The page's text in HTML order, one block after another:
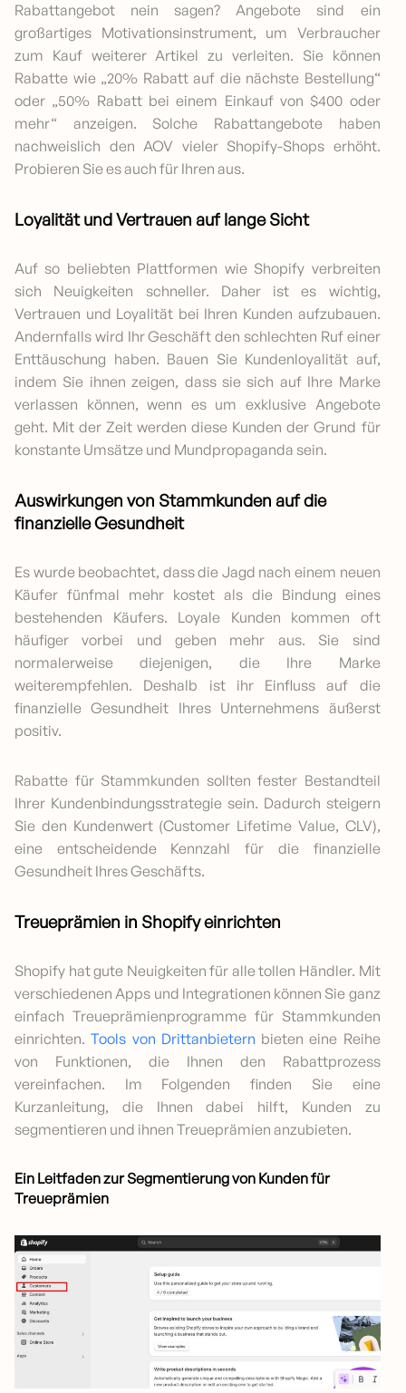
Rabattangebot nein sagen? Angebote sind ein
großartiges Motivationsinstrument, um Verbraucher
zum Kauf weiterer Artikel zu verleiten. Sie können
Rabatte wie „20% Rabatt auf die nächste Bestellung“
oder „50% Rabatt bei einem Einkauf von $400 oder
mehr“ anzeigen. Solche Rabattangebote haben
nachweislich den AOV vieler Shopify-Shops erhöht.
Probieren Sie es auch für Ihren aus.
Loyalität und Vertrauen auf lange Sicht
Auf so beliebten Plattformen wie Shopify verbreiten
sich Neuigkeiten schneller. Daher ist es wichtig,
Vertrauen und Loyalität bei Ihren Kunden aufzubauen.
Andernfalls wird Ihr Geschäft den schlechten Ruf einer
Enttäuschung haben. Bauen Sie Kundenloyalität auf,
indem Sie ihnen zeigen, dass sie sich auf Ihre Marke
verlassen können, wenn es um exklusive Angebote
geht. Mit der Zeit werden diese Kunden der Grund für
konstante Umsätze und Mundpropaganda sein.
Auswirkungen von Stammkunden auf die
finanzielle Gesundheit
Es wurde beobachtet, dass die Jagd nach einem neuen
Käufer fünfmal mehr kostet als die Bindung eines
bestehenden Käufers. Loyale Kunden kommen oft
häufiger vorbei und geben mehr aus. Sie sind
normalerweise diejenigen, die Ihre Marke
weiterempfehlen. Deshalb ist ihr Einfluss auf die
finanzielle Gesundheit Ihres Unternehmens äußerst
positiv.
Rabatte für Stammkunden sollten fester Bestandteil
Ihrer Kundenbindungsstrategie sein. Dadurch steigern
Sie den Kundenwert (Customer Lifetime Value, CLV),
eine entscheidende Kennzahl für die finanzielle
Gesundheit Ihres Geschäfts.
Treueprämien in Shopify einrichten
Shopify hat gute Neuigkeiten für alle tollen Händler. Mit
verschiedenen Apps und Integrationen können Sie ganz
einfach Treueprämienprogramme für Stammkunden
einrichten.Tools von Drittanbietern bieten eine Reihe
von Funktionen, die Ihnen den Rabattprozess
vereinfachen. Im Folgenden finden Sie eine
Kurzanleitung, die Ihnen dabei hilft, Kunden zu
segmentieren und ihnen Treueprämien anzubieten.
Ein Leitfaden zur Segmentierung von Kunden für
Treueprämien